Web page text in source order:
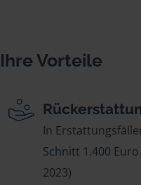
Ihre Vorteile
In
Schnitt 1.400
2023)